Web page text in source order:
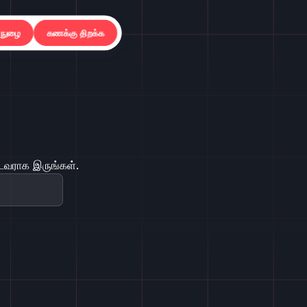
கணக்கு திறக்க
இருங்கள்.